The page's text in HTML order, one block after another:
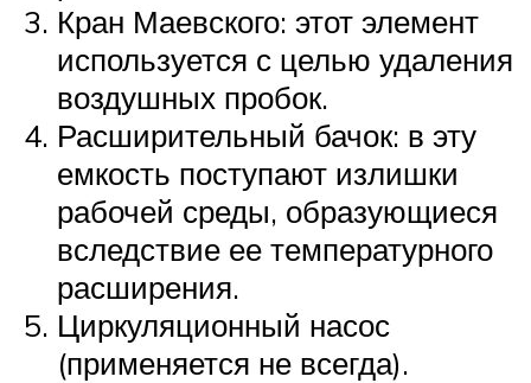
Кран Маевского: этот элемент
используется с целью удаления
воздушных пробок.
Расширительный бачок: в эту
емкость поступают излишки
рабочей среды, образующиеся
вследствие ее температурного
расширения.
Циркуляционный насос
(применяется не всегда).